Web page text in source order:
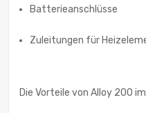
Batterieanschlüsse
Zuleitungen für
Die Vorteile von Alloy 200